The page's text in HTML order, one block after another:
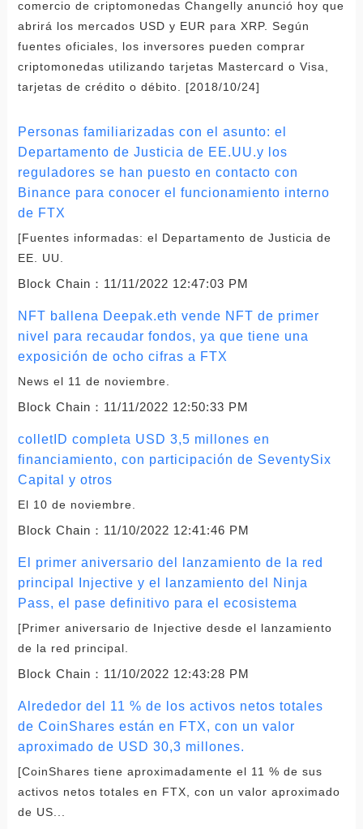
comercio de criptomonedas Changelly anunció hoy que
abrirá los mercados USD y EUR para XRP. Según
fuentes oficiales, los inversores pueden comprar
criptomonedas utilizando tarjetas Mastercard o Visa,
tarjetas de crédito o débito. [2018/10/24]
Personas familiarizadas con el asunto: el
Departamento de Justicia de EE.UU.y los
reguladores se han puesto en contacto con
Binance para conocer el funcionamiento interno
de FTX
[Fuentes informadas: el Departamento de Justicia de
EE. UU.
Block Chain： 11/11/2022 12:47:03 PM
NFT ballena Deepak.eth vende NFT de primer
nivel para recaudar fondos, ya que tiene una
exposición de ocho cifras a FTX
News el 11 de noviembre.
Block Chain： 11/11/2022 12:50:33 PM
colletID completa USD 3,5 millones en
financiamiento, con participación de SeventySix
Capital y otros
El 10 de noviembre.
Block Chain： 11/10/2022 12:41:46 PM
El primer aniversario del lanzamiento de la red
principal Injective y el lanzamiento del Ninja
Pass, el pase definitivo para el ecosistema
[Primer aniversario de Injective desde el lanzamiento
de la red principal.
Block Chain： 11/10/2022 12:43:28 PM
Alrededor del 11 % de los activos netos totales
de CoinShares están en FTX, con un valor
aproximado de USD 30,3 millones.
[CoinShares tiene aproximadamente el 11 % de sus
activos netos totales en FTX, con un valor aproximado
de US...